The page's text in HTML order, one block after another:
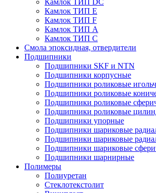
Камлок ТИП DС
Камлок ТИП E
Камлок ТИП F
Камлок ТИП А
Камлок ТИП С
Смола эпоксидная, отвердители
Подшипники
Подшипники SKF и NTN
Подшипники корпусные
Подшипники роликовые
Подшипники роликовые
Подшипники роликовые
Подшипники роликовые
Подшипники упорные
Подшипники шариковые
Подшипники шариковые
Подшипники шариковые
Подшипники шарнирные
Полимеры
Полиуретан
Стеклотекстолит